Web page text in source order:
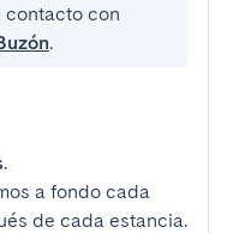
contacto con
.
.
a fondo cada
de cada estancia.